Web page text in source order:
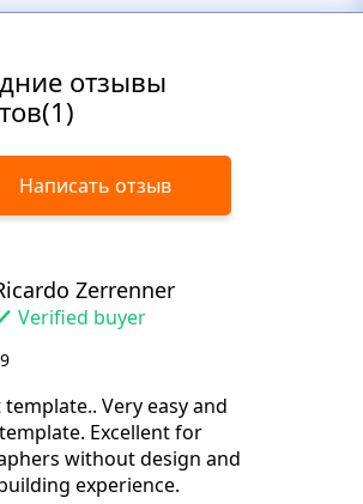
отзывы
Написать отзыв
Zerrenner
Verified buyer
template.. Very easy and
Excellent for
without design and
experience.